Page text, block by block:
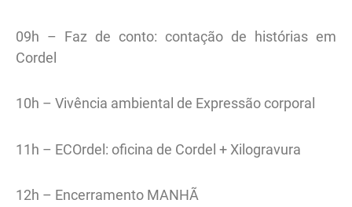
09h – Faz de conto: contação de histórias em
Cordel
10h – Vivência ambiental de Expressão corporal
11h – ECOrdel: oficina de Cordel + Xilogravura
12h – Encerramento MANHÃ